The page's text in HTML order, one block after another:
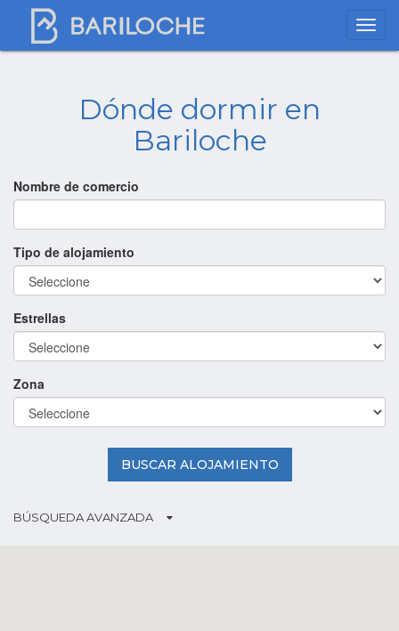
Dónde dormir en
Bariloche
Nombre de comercio
Tipo de alojamiento
Estrellas
Zona
BUSCAR ALOJAMIENTO
BÚSQUEDA AVANZADA